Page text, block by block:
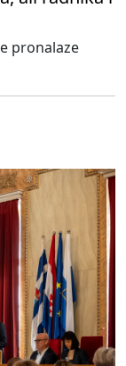
pronalaze